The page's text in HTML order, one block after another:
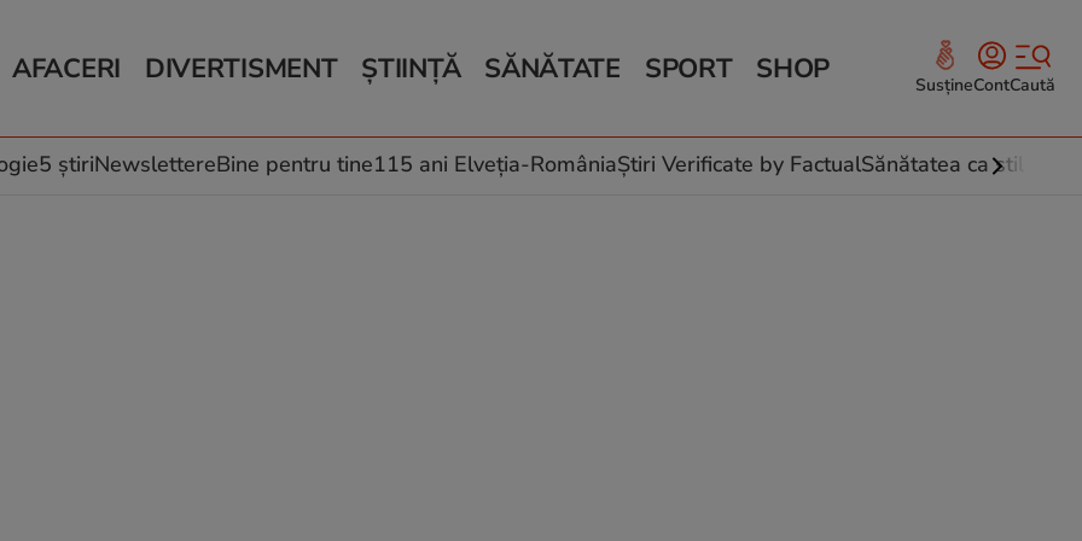
AFACERI
Auto
Locuri de muncă
DIVERTISMENT
Horoscop
Muzică și Filme
ȘTIINȚĂ
Schimbări climatice
SĂNĂTATE
Relații
Rețete culinare
SPORT SHOP SusțineContCaută
5 știriNewslettereBine pentru tine115 ani Elveția-RomâniaȘtiri Verificate by FactualSănătatea ca stil de